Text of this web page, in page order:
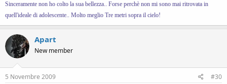
Sinceramente non ho colto la sua bellezza.. Forse perchè non mi sono mai ritrovata in
quell'ideale di adolescente.. Molto meglio Tre metri sopra il cielo!
Apart
New member
5 Novembre 2009 #30